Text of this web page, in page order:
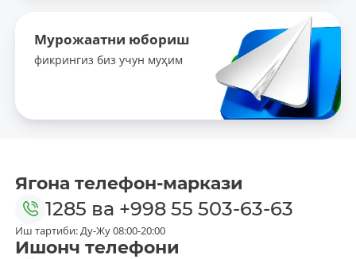
Мурожаатни юбориш
фикрингиз биз учун муҳим
Ягона телефон-маркази
1285 ва +998 55 503-63-63
Иш тартиби: Ду-Жу 08:00-20:00
Ишонч телефони